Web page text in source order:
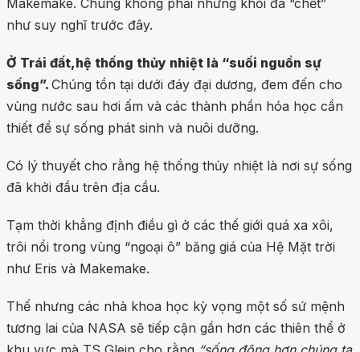
Makemake. Chúng không phải những khối đá “chết”
như suy nghĩ trước đây.
Ở Trái đất,hệ thống thủy nhiệt là “suối nguồn sự
sống”. Chúng tồn tại dưới đáy đại dương, đem đến cho
vùng nước sau hơi ấm và các thành phần hóa học cần
thiết để sự sống phát sinh và nuôi dưỡng.
Có lý thuyết cho rằng hệ thống thủy nhiệt là nơi sự sống
đã khởi đầu trên địa cầu.
Tạm thời khẳng định điều gì ở các thế giới quá xa xôi,
trôi nổi trong vùng “ngoại ô” băng giá của Hệ Mặt trời
như Eris và Makemake.
Thế nhưng các nhà khoa học kỳ vọng một số sứ mệnh
tương lai của NASA sẽ tiếp cận gần hơn các thiên thể ở